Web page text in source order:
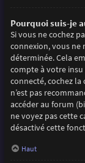
Pourquoi suis-je
Si vous ne cochez
connexion, vous ne
déterminée. Cela
compte à votre
connecté, cochez la
n’est pas
accéder au forum
ne voyez pas cette
désactivé cette
Haut